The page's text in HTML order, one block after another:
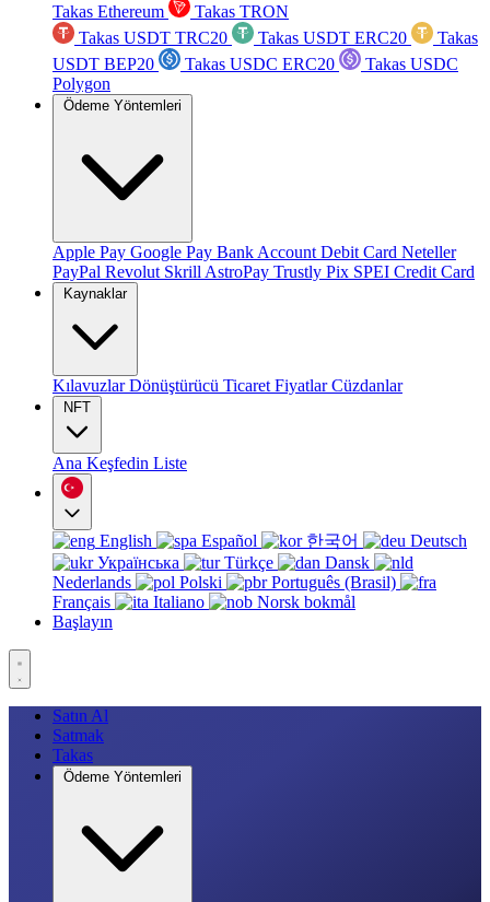
Takas Ethereum
Takas TRON
Takas USDT TRC20
Takas USDT ERC20
Takas
USDT BEP20
Takas USDC ERC20
Takas USDC
Polygon
Ödeme Yöntemleri
Apple Pay Google Pay Bank Account Debit Card Neteller
PayPal Revolut Skrill AstroPay Trustly Pix SPEI Credit Card
Kaynaklar
KılavuzlarDönüştürücü Ticaret FiyatlarCüzdanlar
NFT
Ana Keşfedin Liste
English Español 한국어
Deutsch
Українська
Türkçe
Dansk
Nederlands
Polski
Português (Brasil)
Français
Italiano
Norsk bokmål
Başlayın
Satın Al
Satmak
Takas
Ödeme Yöntemleri